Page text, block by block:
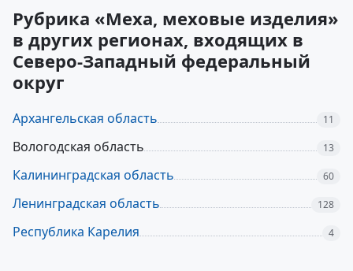
Рубрика «Меха, меховые изделия»
в других регионах, входящих в
Северо-Западный федеральный
округ
Архангельская область 11
Вологодская область 13
Калининградская область 60
Ленинградская область 128
Республика Карелия 4